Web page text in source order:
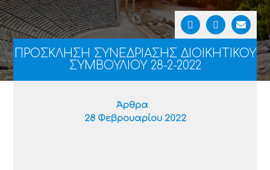
ΠΡΟΣΚΛΗΣΗ ΣΥΝΕΔΡΙΑΣΗΣ ΔΙΟΙΚΗΤΙΚΟΥ
ΣΥΜΒΟΥΛΙΟΥ 28-2-2022
Άρθρα
28 Φεβρουαρίου 2022